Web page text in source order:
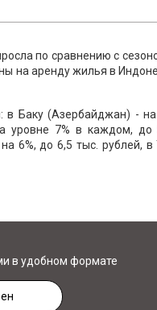
по сравнению с
на аренду жилья в
Баку (Азербайджан) - на
уровне 7% в каждом,
6%, до 6,5 тыс. рублей,
в удобном формате